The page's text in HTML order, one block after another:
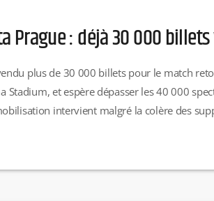
Prague : déjà 30 000
plus de 30 000 billets pour le match
Stadium, et espère dépasser les 40 000
intervient malgré la colère des